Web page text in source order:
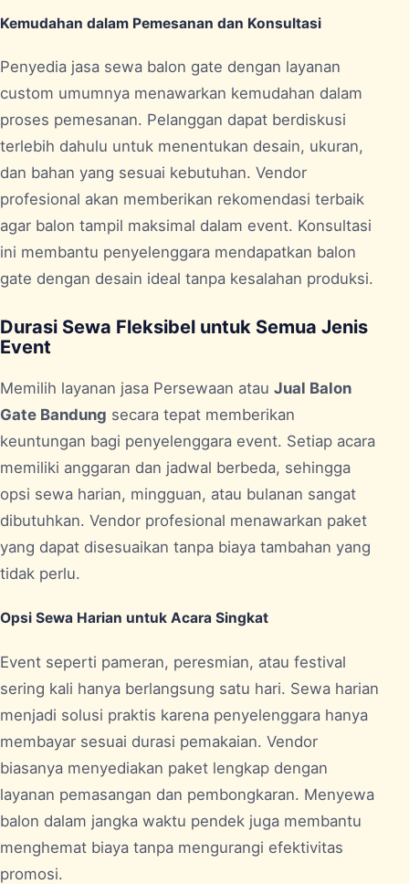
Kemudahan dalam Pemesanan dan Konsultasi
Penyedia jasa sewa balon gate dengan layanan
custom umumnya menawarkan kemudahan dalam
proses pemesanan. Pelanggan dapat berdiskusi
terlebih dahulu untuk menentukan desain, ukuran,
dan bahan yang sesuai kebutuhan. Vendor
profesional akan memberikan rekomendasi terbaik
agar balon tampil maksimal dalam event. Konsultasi
ini membantu penyelenggara mendapatkan balon
gate dengan desain ideal tanpa kesalahan produksi.
Durasi Sewa Fleksibel untuk Semua Jenis
Event
Memilih layanan jasa Persewaan atau Jual Balon
Gate Bandung secara tepat memberikan
keuntungan bagi penyelenggara event. Setiap acara
memiliki anggaran dan jadwal berbeda, sehingga
opsi sewa harian, mingguan, atau bulanan sangat
dibutuhkan. Vendor profesional menawarkan paket
yang dapat disesuaikan tanpa biaya tambahan yang
tidak perlu.
Opsi Sewa Harian untuk Acara Singkat
Event seperti pameran, peresmian, atau festival
sering kali hanya berlangsung satu hari. Sewa harian
menjadi solusi praktis karena penyelenggara hanya
membayar sesuai durasi pemakaian. Vendor
biasanya menyediakan paket lengkap dengan
layanan pemasangan dan pembongkaran. Menyewa
balon dalam jangka waktu pendek juga membantu
menghemat biaya tanpa mengurangi efektivitas
promosi.